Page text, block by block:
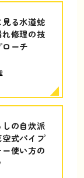
る水道蛇
れ修理の技
ーチ
の自炊派
式パイプ
使い方の